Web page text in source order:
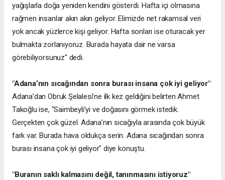
yağışlarla doğa yeniden kendini gösterdi. Hafta içi olmasına
rağmen insanlar akın akın geliyor. Elimizde net rakamsal veri
yok ancak yüzlerce kişi geliyor. Hafta sonları ise oturacak yer
bulmakta zorlanıyoruz. Burada hayata dair ne varsa
görebiliyorsunuz" dedi.
"Adana’nın sıcağından sonra burası insana çok iyi geliyor"
Adana’dan Obruk Şelalesi’ne ilk kez geldiğini belirten Ahmet
Takoğlu ise, "Saimbeyli’yi ve doğasını görmek istedik.
Gerçekten çok güzel. Adana’nın sıcağıyla arasında çok büyük
fark var. Burada hava oldukça serin. Adana sıcağından sonra
burası insana çok iyi geliyor" diye konuştu.
"Buranın saklı kalmasını değil, tanınmasını istiyoruz"